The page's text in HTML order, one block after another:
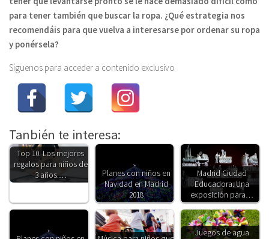
para tener también que buscar la ropa. ¿Qué estrategia nos
recomendáis para que vuelva a interesarse por ordenar su ropa
y ponérsela?
Síguenos para acceder a contenido exclusivo
Tanbién te interesa:
Top 10. Los mejores
regalos para niños de
3 años.…
Planes con niños en
Navidad en Madrid
2018
Madrid Ciudad
Educadora. Una
exposición para…
Juegos de agua